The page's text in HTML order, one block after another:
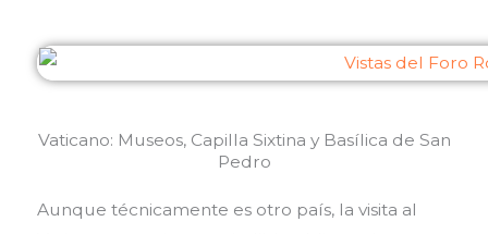
Vaticano: Museos, Capilla Sixtina y Basílica de San
Pedro
Aunque técnicamente es otro país, la visita al